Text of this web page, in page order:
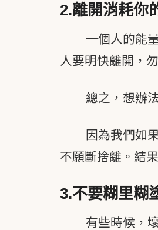
2.離開消耗你
一個人的能
人要明快離開，
總之，想辦
因為我們如
不願斷捨離。結
3.不要糊里糊
有些時候，